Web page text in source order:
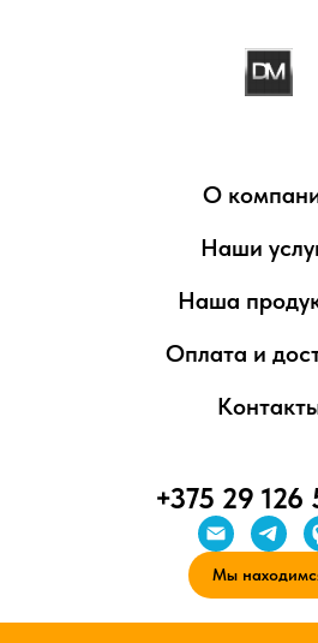
О
Наши
Наша
Оплата и
+375 29 126
Мы